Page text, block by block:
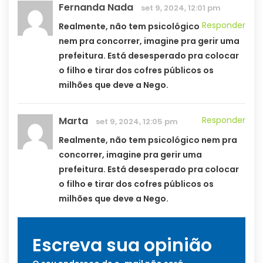
Fernanda Nada set 9, 2024, 12:01 pm
Responder
Realmente, não tem psicológico
nem pra concorrer, imagine pra gerir uma
prefeitura. Está desesperado pra colocar
o filho e tirar dos cofres públicos os
milhões que deve a Nego.
Marta set 9, 2024, 12:05 pm
Responder
Realmente, não tem psicológico nem pra
concorrer, imagine pra gerir uma
prefeitura. Está desesperado pra colocar
o filho e tirar dos cofres públicos os
milhões que deve a Nego.
Escreva sua opinião